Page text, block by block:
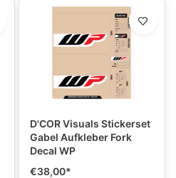
D'COR Visuals Stickerset
Gabel Aufkleber Fork
Decal WP
€38,00*